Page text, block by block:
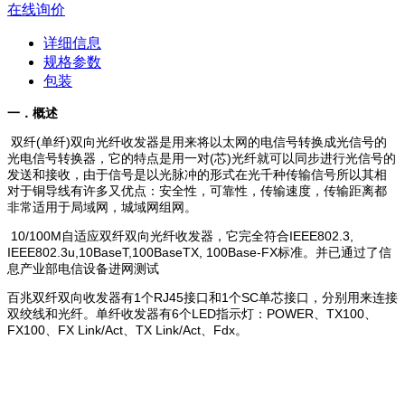
在线询价
详细信息
规格参数
包装
一．概述
双纤(单纤)双向光纤收发器是用来将以太网的电信号转换成光信号的
光电信号转换器，它的特点是用一对(芯)光纤就可以同步进行光信号的
发送和接收，由于信号是以光脉冲的形式在光千种传输信号所以其相
对于铜导线有许多又优点：安全性，可靠性，传输速度，传输距离都
非常适用于局域网，城域网组网。
10/100M自适应双纤双向光纤收发器，它完全符合IEEE802.3,
IEEE802.3u,10BaseT,100BaseTX, 100Base-FX标准。并已通过了信
息产业部电信设备进网测试
百兆双纤双向收发器有1个RJ45接口和1个SC单芯接口，分别用来连接
双绞线和光纤。单纤收发器有6个LED指示灯：POWER、TX100、
FX100、FX Link/Act、TX Link/Act、Fdx。